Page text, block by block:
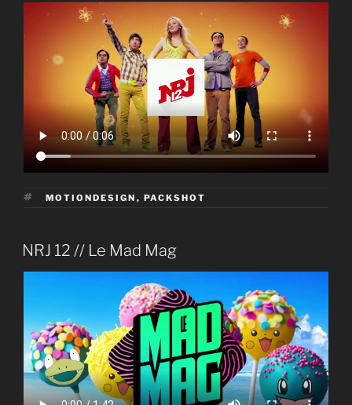
ÉTIQUETTES
MOTIONDESIGN , PACKSHOT
PUBLIÉ
LE
NRJ 12 // Le Mad Mag